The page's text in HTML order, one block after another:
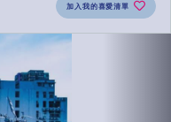
加入我的喜愛清單